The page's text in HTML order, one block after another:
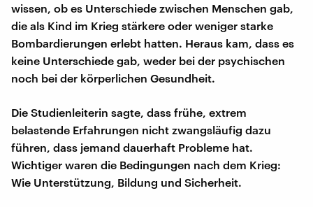
wissen, ob es Unterschiede zwischen Menschen gab,
die als Kind im Krieg stärkere oder weniger starke
Bombardierungen erlebt hatten. Heraus kam, dass es
keine Unterschiede gab, weder bei der psychischen
noch bei der körperlichen Gesundheit.
Die Studienleiterin sagte, dass frühe, extrem
belastende Erfahrungen nicht zwangsläufig dazu
führen, dass jemand dauerhaft Probleme hat.
Wichtiger waren die Bedingungen nach dem Krieg:
Wie Unterstützung, Bildung und Sicherheit.